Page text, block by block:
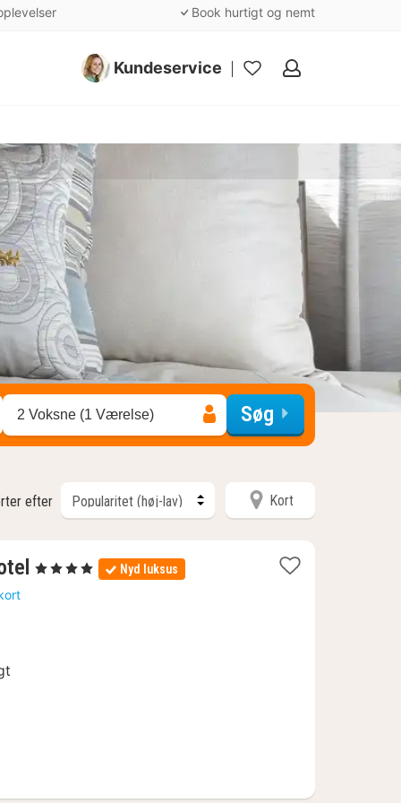
Book hurtigt og nemt
Kundeservice
Mine
2 Voksne (1 Værelse) Søg
efter Kort
1
, 4 Stjerner Nyd luksus